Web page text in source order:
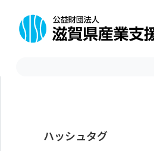
ハッシュタグ